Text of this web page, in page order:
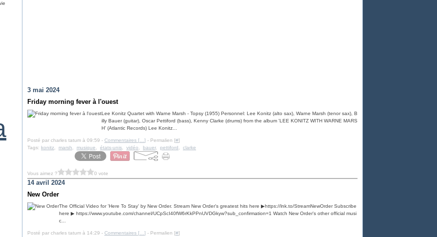
3 mai 2024
Friday morning fever à l'ouest
Lee Konitz Quartet with Warne Marsh - Topsy (1955) Personnel: Lee Konitz (alto sax), Warne Marsh (tenor sax), B
illy Bauer (guitar), Oscar Pettiford (bass), Kenny Clarke (drums) from the album 'LEE KONITZ WITH WARNE MARS
H' (Atlantic Records) Lee Konitz...
Posté par charles tatum à 09:59 - Commentaires [ ] - Permalien [#]
Tags: konitz marsh musique états-unis vidéo bauer, pettiford clarke
Vous aimez ? 0 vote
14 avril 2024
New Order
The Official Video for 'Here To Stay' by New Order. Stream New Order's greatest hits here ▶https://lnk.to/StreamNewOrder Subscribe
here ▶ https://www.youtube.com/channel/UCpScI40fW6rKkPPnUVDGkyw?sub_confirmation=1 Watch New Order's other official musi
c...
Posté par charles tatum à 14:29 - Commentaires [ ] - Permalien [#]